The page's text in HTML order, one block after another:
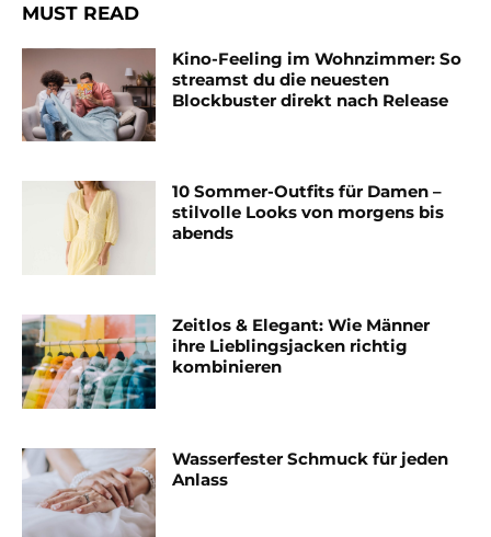
MUST READ
Kino-Feeling im Wohnzimmer: So
streamst du die neuesten
Blockbuster direkt nach Release
10 Sommer-Outfits für Damen –
stilvolle Looks von morgens bis
abends
Zeitlos & Elegant: Wie Männer
ihre Lieblingsjacken richtig
kombinieren
Wasserfester Schmuck für jeden
Anlass